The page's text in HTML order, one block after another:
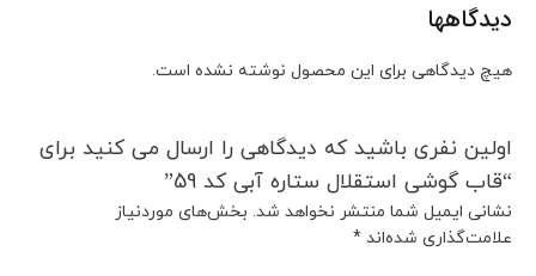
دیدگاهها
هیچ دیدگاهی برای این محصول نوشته نشده است.
اولین نفری باشید که دیدگاهی را ارسال می کنید برای
“قاب گوشی استقلال ستاره آبی کد 59”
نشانی ایمیل شما منتشر نخواهد شد. بخش‌های موردنیاز
علامت‌گذاری شده‌اند *